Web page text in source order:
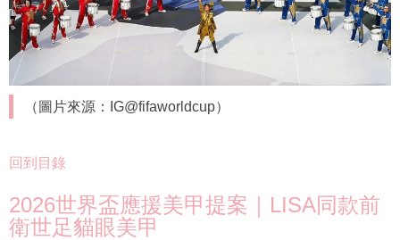
（圖片來源：IG@fifaworldcup）
回到目錄
2026世界盃應援美甲提案｜LISA同款前
衛世足貓眼美甲